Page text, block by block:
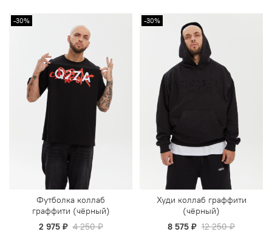
-30%
Футболка коллаб
граффити (чёрный)
2 975 ₽ 4 250 ₽
-30%
Худи коллаб граффити
(чёрный)
8 575 ₽ 12 250 ₽